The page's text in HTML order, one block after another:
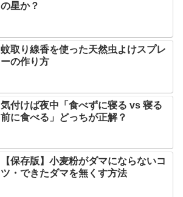
の星か？
蚊取り線香を使った天然虫よけスプレ
ーの作り方
気付けば夜中「食べずに寝る vs 寝る
前に食べる」どっちが正解？
【保存版】小麦粉がダマにならないコ
ツ・できたダマを無くす方法